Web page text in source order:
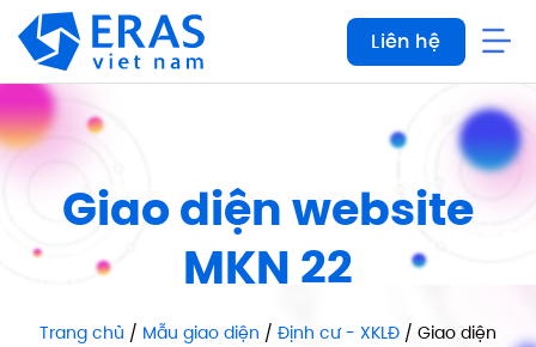
qua
dung
Liên hệ
Giao diện website
MKN 22
Trang chủ / Mẫu giao diện / Định cư - XKLĐ / Giao diện